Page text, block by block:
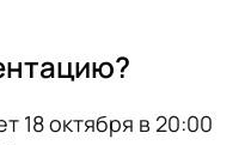
18 октября в 20:00